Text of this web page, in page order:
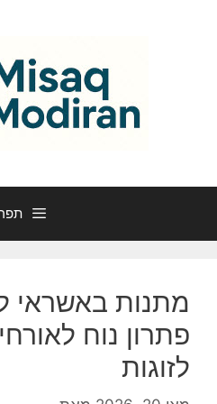
מתנות באשראי
פתרון נוח
לזוגות